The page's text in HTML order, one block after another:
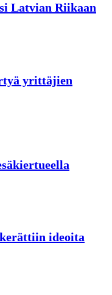
Latvian Riikaan
yrittäjien
ideoita